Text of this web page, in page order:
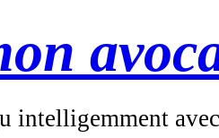
intelligemment